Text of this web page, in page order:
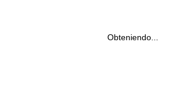
Obteniendo...